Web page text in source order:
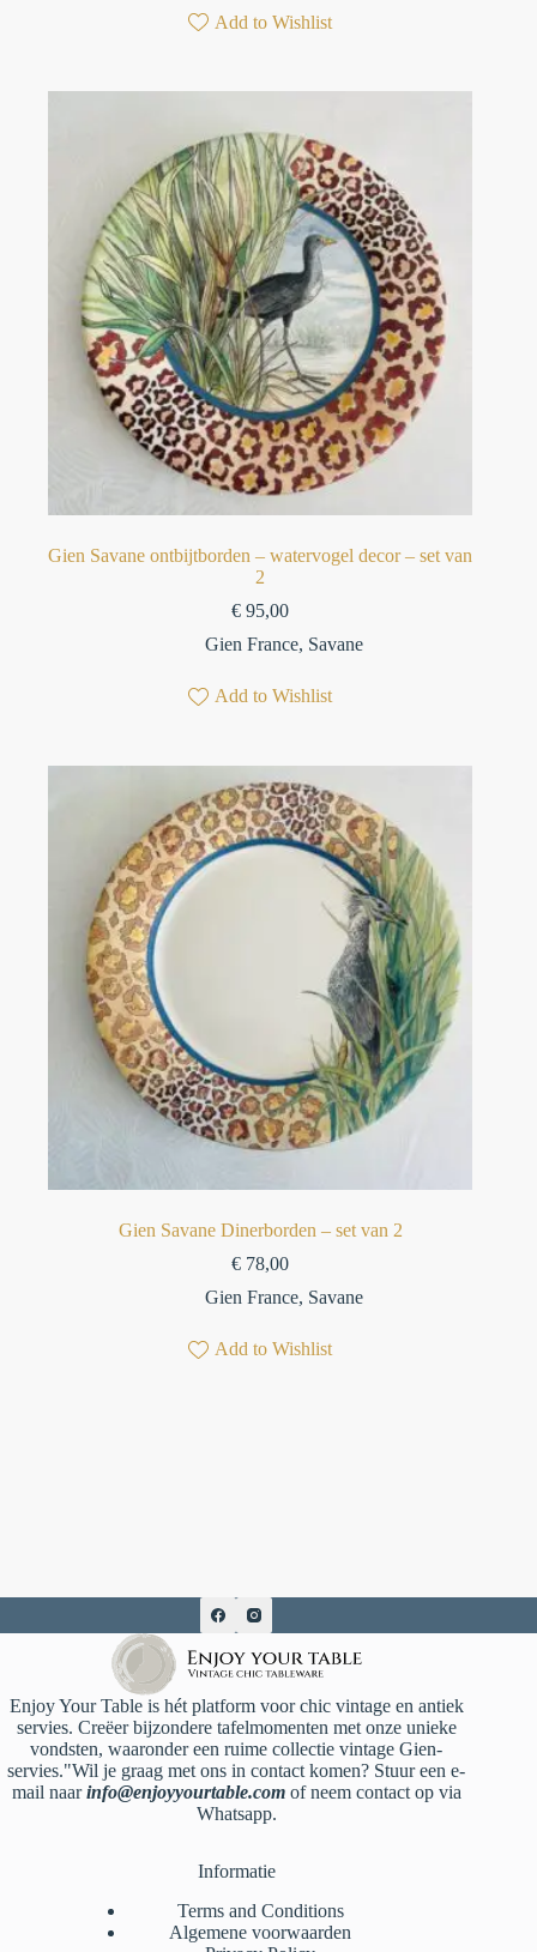
Add to Wishlist
⁠Gien Savane ontbijtborden – watervogel decor⁠ – set van
2
€ 95,00
Gien France, Savane
Add to Wishlist
Gien Savane Dinerborden – set van 2
€ 78,00
Gien France, Savane
Add to Wishlist
Enjoy Your Table is hét platform voor chic vintage en antiek
servies. Creëer bijzondere tafelmomenten met onze unieke
vondsten, waaronder een ruime collectie vintage Gien-
servies."Wil je graag met ons in contact komen? Stuur een e-
mail naarinfo@enjoyyourtable.comof neem contact op via
Whatsapp.
Informatie
Terms and Conditions
Algemene voorwaarden